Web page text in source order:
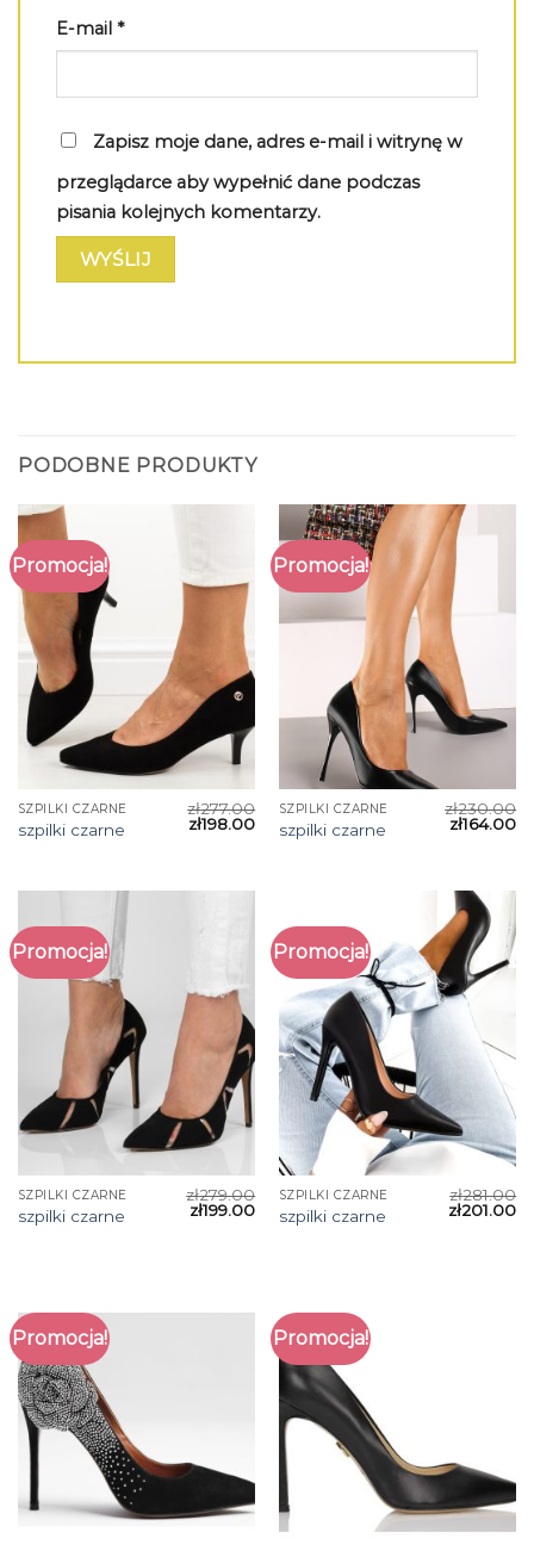
E-mail *
Zapisz moje dane, adres e-mail i witrynę w
przeglądarce aby wypełnić dane podczas
pisania kolejnych komentarzy.
PODOBNE PRODUKTY
Promocja!
SZPILKI CZARNE
szpilki czarne
zł277.00
zł198.00
Promocja!
SZPILKI CZARNE
szpilki czarne
zł230.00
zł164.00
Promocja!
SZPILKI CZARNE
szpilki czarne
zł279.00
zł199.00
Promocja!
SZPILKI CZARNE
szpilki czarne
zł281.00
zł201.00
Promocja! Promocja!